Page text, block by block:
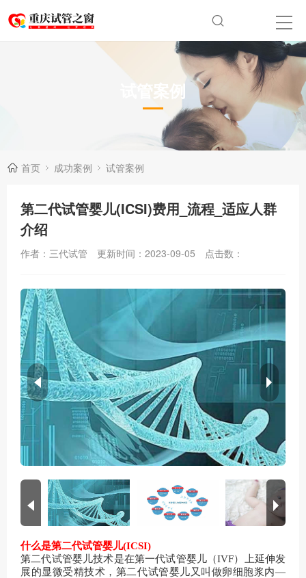
试管案例
首页 成功案例 试管案例
第二代试管婴儿(ICSI)费用_流程_适应人群
介绍
作者：三代试管 更新时间：2023-09-05 点击数：
什么是第二代试管婴儿(ICSI)
第二代试管婴儿技术是在第一代试管婴儿（IVF）上延伸发
展的显微受精技术，第二代试管婴儿又叫做卵细胞浆内—